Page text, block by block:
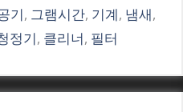
기, 그램시간, 기계, 냄새,
정기, 클리너, 필터